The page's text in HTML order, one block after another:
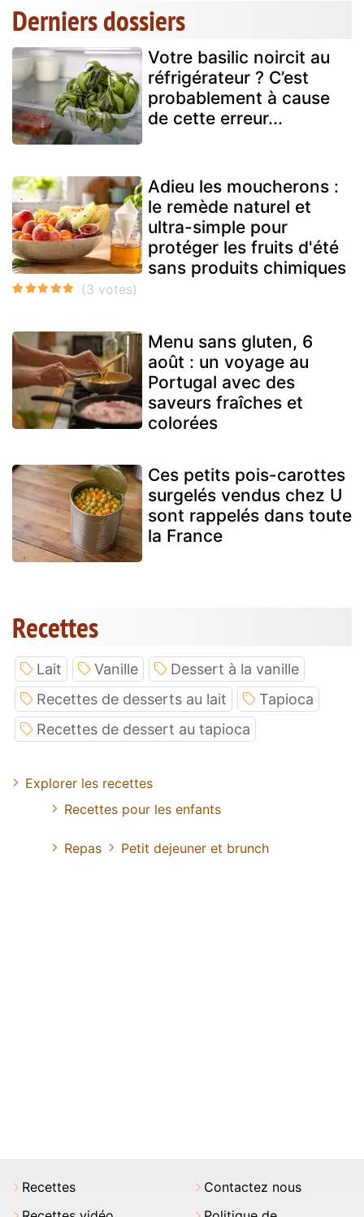
Derniers dossiers
Votre basilic noircit au
réfrigérateur ? C’est
probablement à cause
de cette erreur...
Adieu les moucherons :
le remède naturel et
ultra-simple pour
protéger les fruits d'été
sans produits chimiques
Menu sans gluten, 6
août : un voyage au
Portugal avec des
saveurs fraîches et
colorées
Ces petits pois-carottes
surgelés vendus chez U
sont rappelés dans toute
la France
Recettes
Lait Vanille
Dessert à la vanille
Recettes de desserts au lait
Tapioca
Recettes de dessert au tapioca
Explorer les recettes
Recettes pour les enfants
Repas Petit dejeuner et brunch
Recettes
Contactez nous